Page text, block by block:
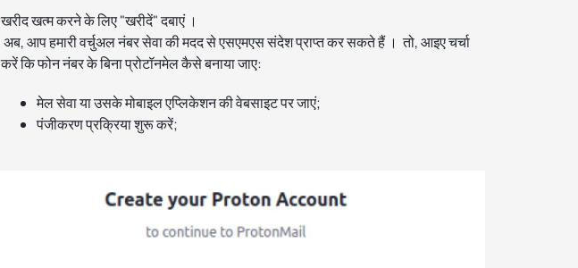
खरीद खत्म करने के लिए "खरीदें" दबाएं ।
अब, आप हमारी वर्चुअल नंबर सेवा की मदद से एसएमएस संदेश प्राप्त कर सकते हैं । तो, आइए चर्चा
करें कि फोन नंबर के बिना प्रोटॉनमेल कैसे बनाया जाए:
मेल सेवा या उसके मोबाइल एप्लिकेशन की वेबसाइट पर जाएं;
पंजीकरण प्रक्रिया शुरू करें;